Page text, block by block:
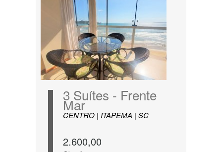
3 Suítes - Frente
Mar
CENTRO | ITAPEMA | SC
2.600,00